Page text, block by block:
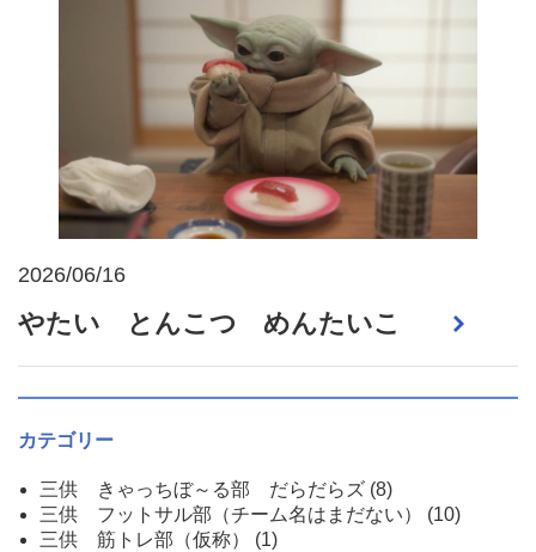
2026/06/16
やたい とんこつ めんたいこ
カテゴリー
三供 きゃっちぼ～る部 だらだらズ(8)
三供 フットサル部（チーム名はまだない）
(10)
三供 筋トレ部（仮称）
(1)